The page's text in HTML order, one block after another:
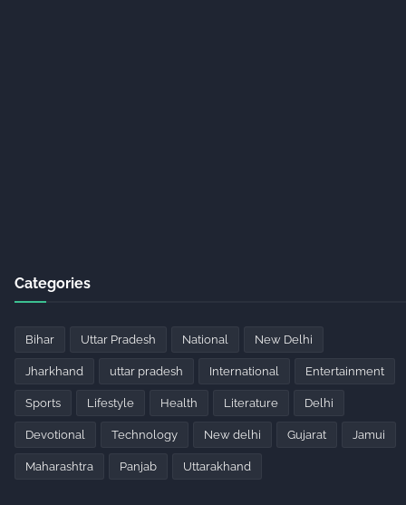
Categories
Bihar Uttar Pradesh National New Delhi
Jharkhand uttar pradesh International Entertainment
Sports Lifestyle Health Literature Delhi
Devotional Technology New delhi Gujarat Jamui
Maharashtra Panjab Uttarakhand